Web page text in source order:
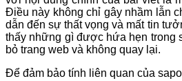
Điều này không chỉ gây nhầm lẫn
dẫn đến sự thất vọng và mất tin
thấy những gì được hứa hẹn trong
bỏ trang web và không quay lại.
Để đảm bảo tính liên quan của